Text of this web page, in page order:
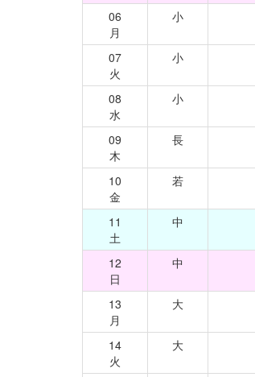
06
月
小
07
火
小
08
水
小
09
木
長
10
金
若
11
土
中
12
日
中
13
月
大
14
火
大